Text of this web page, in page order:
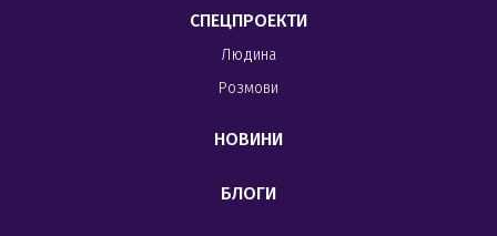
СПЕЦПРОЕКТИ
Людина
Розмови
НОВИНИ
БЛОГИ